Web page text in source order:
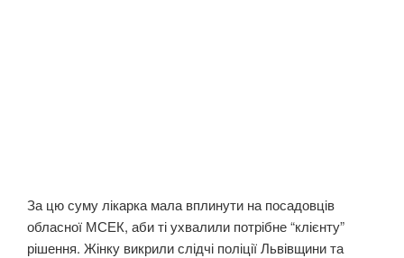
За цю суму лікарка мала вплинути на посадовців
обласної МСЕК, аби ті ухвалили потрібне “клієнту”
рішення. Жінку викрили слідчі поліції Львівщини та